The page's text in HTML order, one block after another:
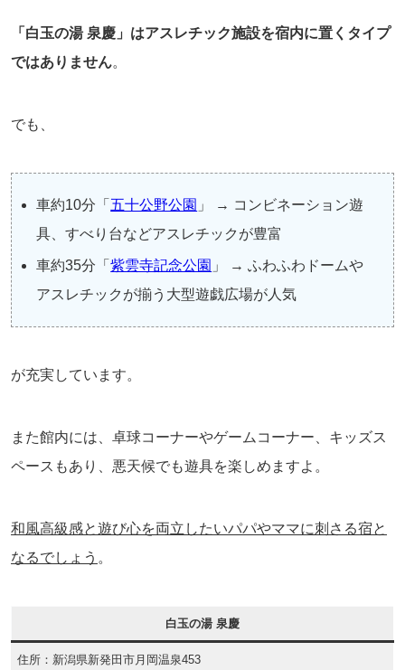
「白玉の湯 泉慶」はアスレチック施設を宿内に置くタイプ
ではありません。
でも、
車約10分「 五十公野公園 」 → コンビネーション遊
具、すべり台などアスレチックが豊富
車約35分「紫雲寺記念公園 」 → ふわふわドームや
アスレチックが揃う大型遊戯広場が人気
が充実しています。
また館内には、卓球コーナーやゲームコーナー、キッズス
ペースもあり、悪天候でも遊具を楽しめますよ。
和風高級感と遊び心を両立したいパパやママに刺さる宿と
なるでしょう 。
白玉の湯 泉慶
住所：新潟県新発田市月岡温泉453